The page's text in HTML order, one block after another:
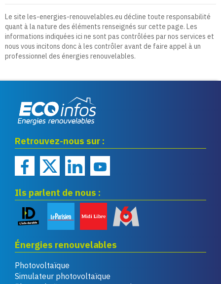
Le site les-energies-renouvelables.eu décline toute responsabilité
quant à la nature des éléments renseignés sur cette page. Les
informations indiquées ici ne sont pas contrôlées par nos services et
nous vous incitons donc à les contrôler avant de faire appel à un
professionnel des énergies renouvelables.
renouvelables
Retrouvez-nous sur :
Ils parlent de nous :
Énergies renouvelables
Photovoltaïque
Simulateur photovoltaïque